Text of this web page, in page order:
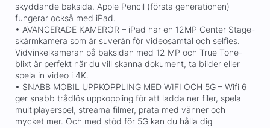
skyddande baksida. Apple Pencil (första generationen)
fungerar också med iPad.
• AVANCERADE KAMEROR – iPad har en 12MP Center Stage-
skärmkamera som är suverän för videosamtal och selfies.
Vidvinkelkameran på baksidan med 12 MP och True Tone-
blixt är perfekt när du vill skanna dokument, ta bilder eller
spela in video i 4K.
• SNABB MOBIL UPPKOPPLING MED WIFI OCH 5G – Wifi 6
ger snabb trådlös uppkoppling för att ladda ner filer, spela
multiplayerspel, streama filmer, prata med vänner och
mycket mer. Och med stöd för 5G kan du hålla dig